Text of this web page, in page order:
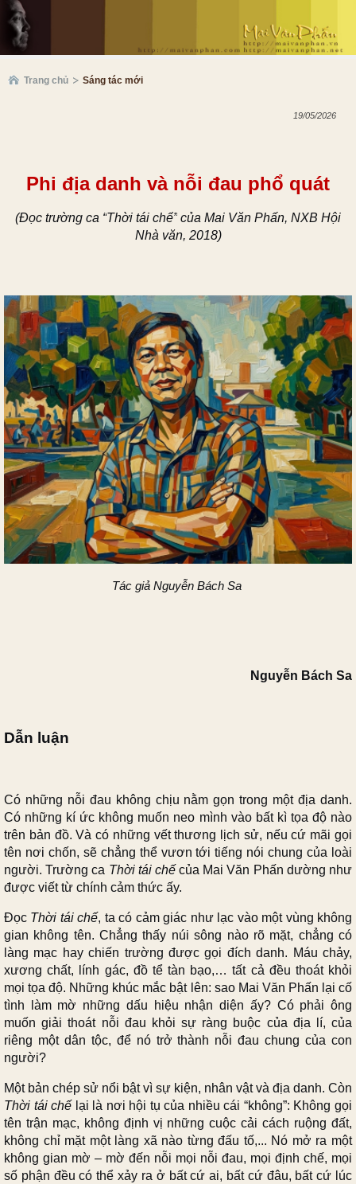
Trang chủ Sáng tác mới
19/05/2026
Phi địa danh và nỗi đau phổ quát
(Đọc trường ca “Thời tái chế” của Mai Văn Phấn, NXB Hội
Nhà văn, 2018)
Tác giả Nguyễn Bách Sa
Nguyễn Bách Sa
Dẫn luận
Có những nỗi đau không chịu nằm gọn trong một địa danh.
Có những kí ức không muốn neo mình vào bất kì tọa độ nào
trên bản đồ. Và có những vết thương lịch sử, nếu cứ mãi gọi
tên nơi chốn, sẽ chẳng thể vươn tới tiếng nói chung của loài
người. Trường ca Thời tái chếcủa Mai Văn Phấn dường như
được viết từ chính cảm thức ấy.
Đọc Thời tái chế, ta có cảm giác như lạc vào một vùng không
gian không tên. Chẳng thấy núi sông nào rõ mặt, chẳng có
làng mạc hay chiến trường được gọi đích danh. Máu chảy,
xương chất, lính gác, đồ tể tàn bạo,… tất cả đều thoát khỏi
mọi tọa độ. Những khúc mắc bật lên: sao Mai Văn Phấn lại cố
tình làm mờ những dấu hiệu nhận diện ấy? Có phải ông
muốn giải thoát nỗi đau khỏi sự ràng buộc của địa lí, của
riêng một dân tộc, để nó trở thành nỗi đau chung của con
người?
Một bản chép sử nổi bật vì sự kiện, nhân vật và địa danh. Còn
Thời tái chế lại là nơi hội tụ của nhiều cái “không”: Không gọi
tên trận mạc, không định vị những cuộc cải cách ruộng đất,
không chỉ mặt một làng xã nào từng đấu tố,... Nó mở ra một
không gian mờ – mờ đến nỗi mọi nỗi đau, mọi định chế, mọi
số phận đều có thể xảy ra ở bất cứ ai, bất cứ đâu, bất cứ lúc